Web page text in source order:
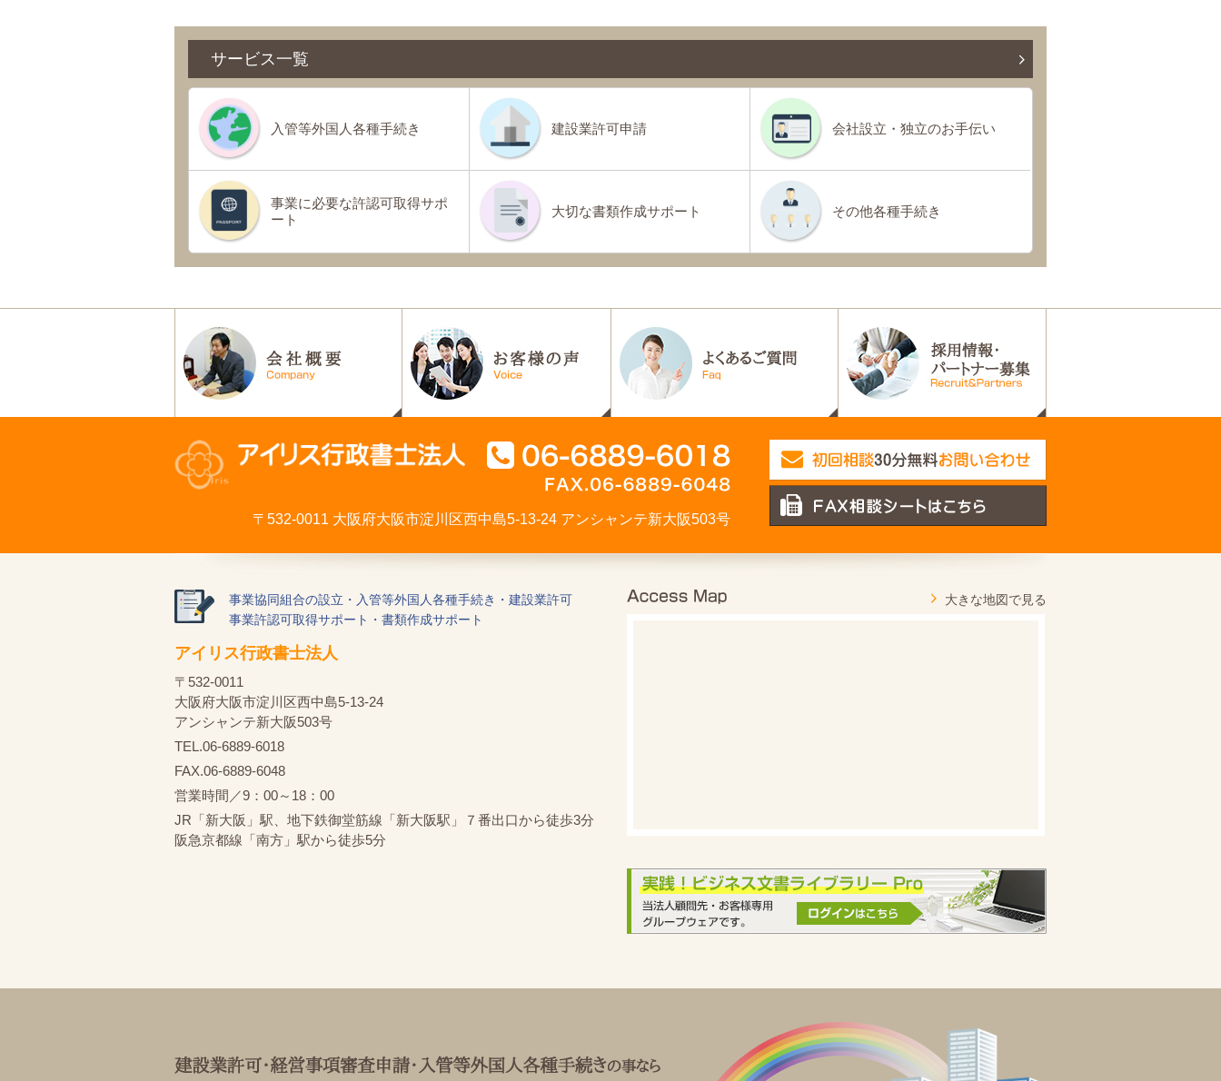
サービス一覧
入管等外国人各種手続き 建設業許可申請 会社設立・独立のお手伝い
事業に必要な許認可取得サポ
ート
大切な書類作成サポート その他各種手続き
〒532-0011 大阪府大阪市淀川区西中島5-13-24 アンシャンテ新大阪503号
事業協同組合の設立・入管等外国人各種手続き・建設業許可
事業許認可取得サポート・書類作成サポート
アイリス行政書士法人
〒532-0011
大阪府大阪市淀川区西中島5-13-24
アンシャンテ新大阪503号
TEL.06-6889-6018
FAX.06-6889-6048
営業時間／9：00～18：00
JR「新大阪」駅、地下鉄御堂筋線「新大阪駅」７番出口から徒歩3分
阪急京都線「南方」駅から徒歩5分
大きな地図で見る